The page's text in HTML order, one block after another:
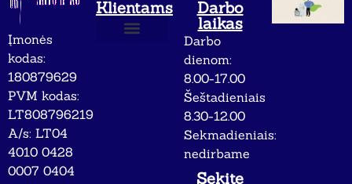
Įmonės
kodas:
180879629
PVM kodas:
LT808796219
A/s: LT04
4010 0428
0007 0404
Klientams
Darbo
laikas
Darbo
dienom:
8.00-17.00
Šeštadieniais
8.30-12.00
Sekmadieniais:
nedirbame
Sekite